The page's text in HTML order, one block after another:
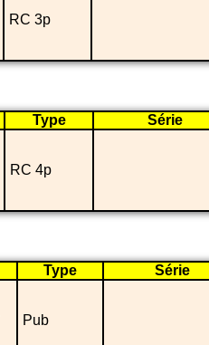
RC 3p
Type Série
RC 4p
Type Série
Pub